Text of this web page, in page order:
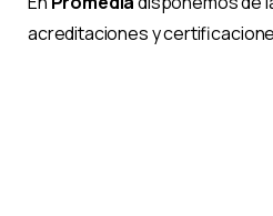
acreditaciones y